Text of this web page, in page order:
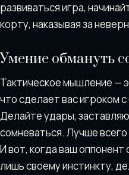
развиваться игра,
корту, наказывая за
Умение обмануть
Тактическое мышление —
что сделает вас игроком
Делайте удары,
сомневаться. Лучше
И вот, когда ваш оппонент
лишь своему инстинкту,